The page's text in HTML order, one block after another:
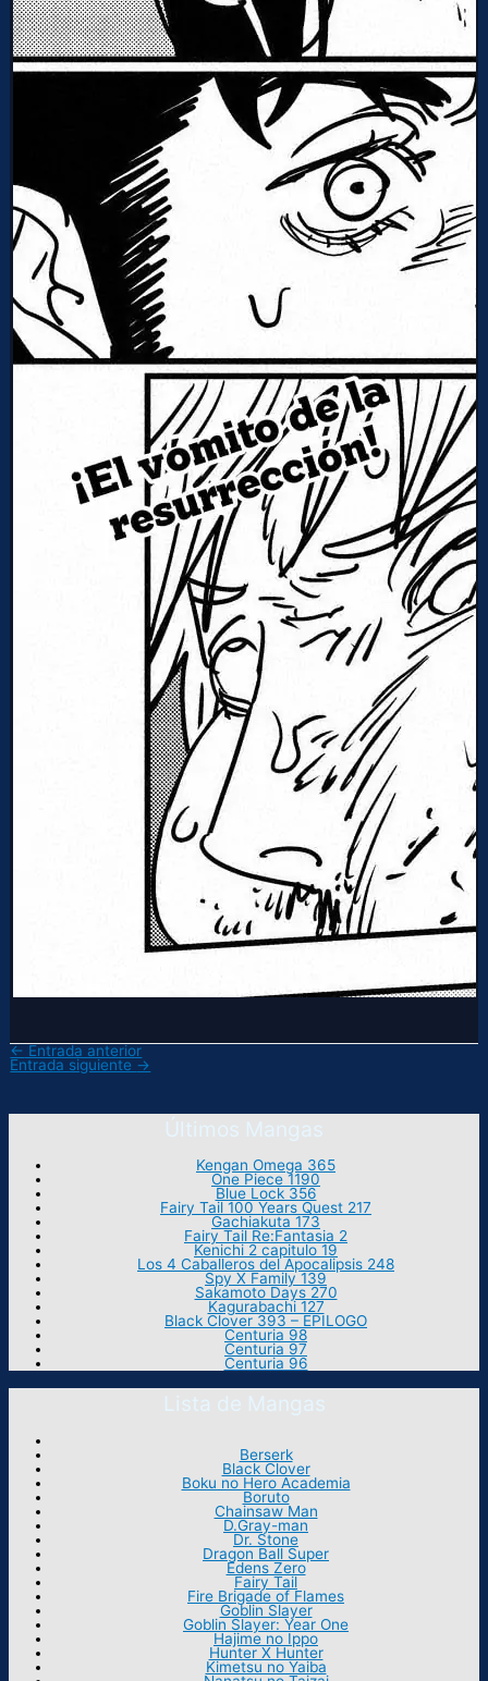
← Entrada anterior
Entrada siguiente →
Últimos Mangas
Kengan Omega 365
One Piece 1190
Blue Lock 356
Fairy Tail 100 Years Quest 217
Gachiakuta 173
Fairy Tail Re:Fantasia 2
Kenichi 2 capitulo 19
Los 4 Caballeros del Apocalipsis 248
Spy X Family 139
Sakamoto Days 270
Kagurabachi 127
Black Clover 393 – EPILOGO
Centuria 98
Centuria 97
Centuria 96
Lista de Mangas
Berserk
Black Clover
Boku no Hero Academia
Boruto
Chainsaw Man
D.Gray-man
Dr. Stone
Dragon Ball Super
Edens Zero
Fairy Tail
Fire Brigade of Flames
Goblin Slayer
Goblin Slayer: Year One
Hajime no Ippo
Hunter X Hunter
Kimetsu no Yaiba